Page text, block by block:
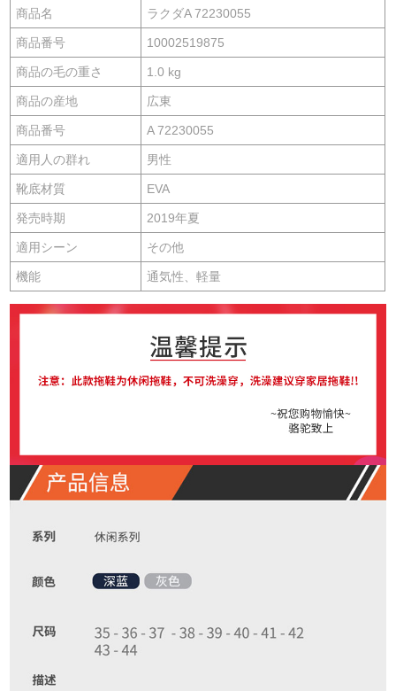
商品名 ラクダA 72230055
商品番号 10002519875
商品の毛の重さ 1.0 kg
商品の産地 広東
商品番号 A 72230055
適用人の群れ 男性
靴底材質 EVA
発売時期 2019年夏
適用シーン その他
機能 通気性、軽量